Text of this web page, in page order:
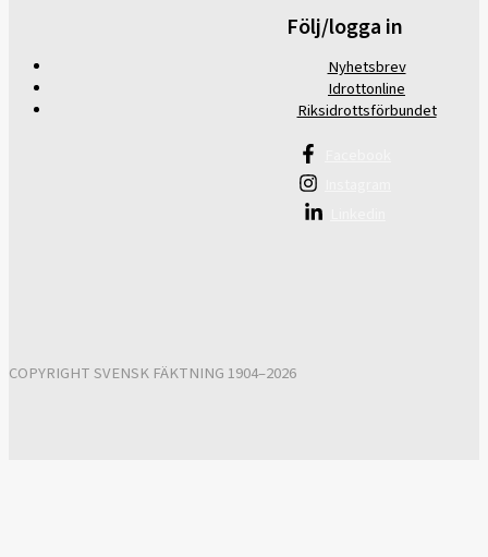
Följ/logga in
Nyhetsbrev
Idrottonline
Riksidrottsförbundet
COPYRIGHT SVENSK FÄKTNING 1904–2026